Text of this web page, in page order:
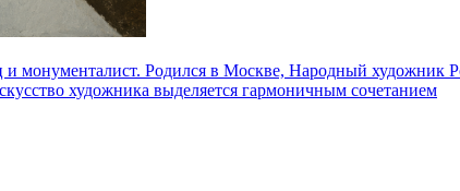
Родился в Москве, Народный художник
художника выделяется гармоничным сочетанием